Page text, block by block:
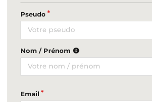
Pseudo
Nom / Prénom
Email